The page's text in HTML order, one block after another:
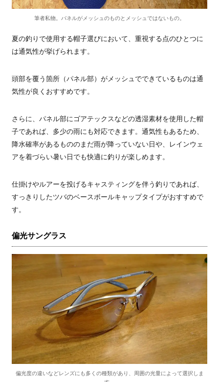
筆者私物。パネルがメッシュのものとメッシュではないもの。
夏の釣りで使用する帽子選びにおいて、重視する点のひとつに
は通気性が挙げられます。
頭部を覆う箇所（パネル部）がメッシュでできているものは通
気性が良くおすすめです。
さらに、パネル部にゴアテックスなどの透湿素材を使用した帽
子であれば、多少の雨にも対応できます。通気性もあるため、
降水確率があるもののまだ雨が降っていない日や、レインウェ
アを着づらい暑い日でも快適に釣りが楽しめます。
仕掛けやルアーを投げるキャスティングを伴う釣りであれば、
すっきりしたツバのベースボールキャップタイプがおすすめで
す。
偏光サングラス
偏光度の違いなどレンズにも多くの種類があり、周囲の光量によって選択しま